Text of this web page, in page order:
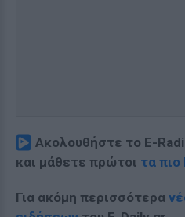
Ακολουθήστε το E-
και μάθετε πρώτοι τα
Για ακόμη περισσότερα